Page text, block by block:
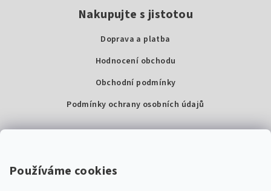
Používáme cookies
Nakupujte s jistotou
Doprava a platba
Hodnocení obchodu
Obchodní podmínky
Podmínky ochrany osobních údajů
Super Noty, s.r.o.